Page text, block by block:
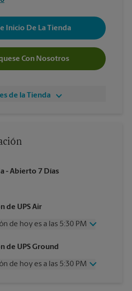
Inicio De La Tienda
Con Nosotros
de la Tienda
- Abierto 7 Días
de UPS Air
de hoy es a las 5:30 PM
PM
PM
de UPS Ground
de hoy es a las 5:30 PM